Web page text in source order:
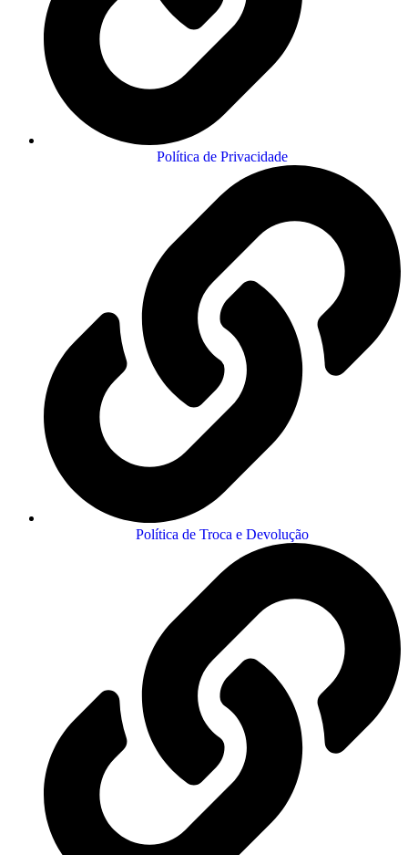
Política de Privacidade
Política de Troca e Devolução